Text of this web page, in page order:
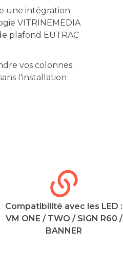
une intégration
VITRINEMEDIA
plafond EUTRAC
vos colonnes
l'installation
Compatibilité avec les LED :
VM ONE / TWO / SIGN R60 /
BANNER